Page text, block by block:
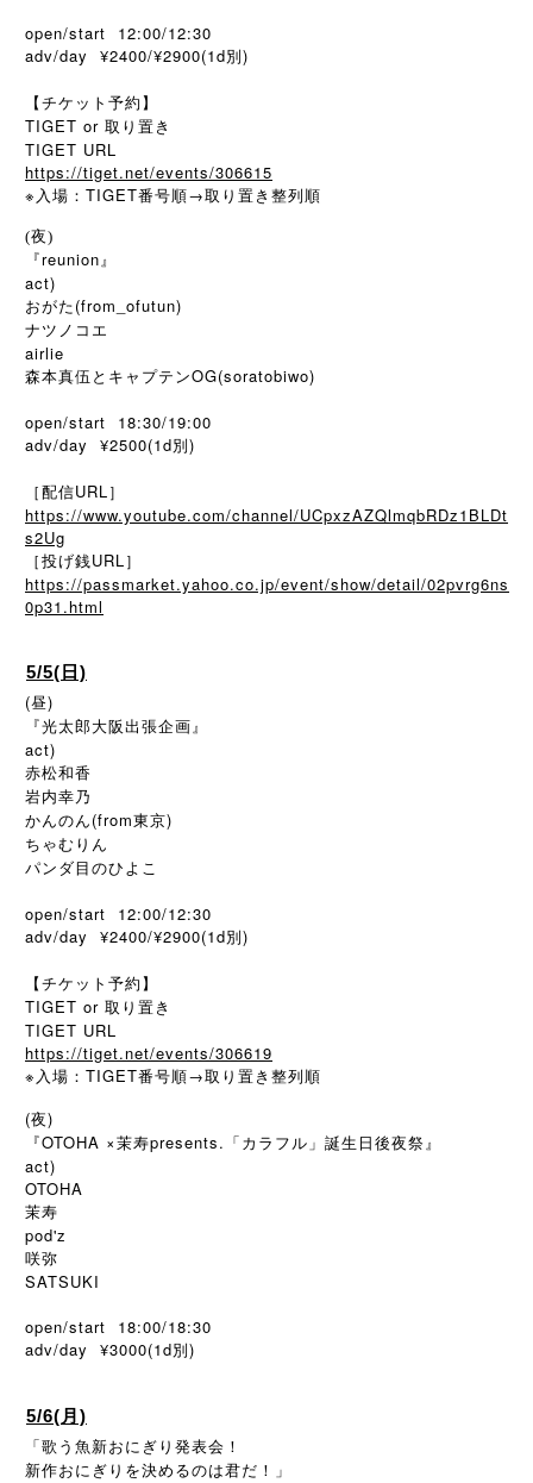
open/start 12:00/12:30
adv/day ¥2400/¥2900(1d別)
【チケット予約】
TIGET or 取り置き
TIGET URL
https://tiget.net/events/306615
※ 入場： TIGET番号順→取り置き整列順
(夜)
『reunion』
act)
おがた(from_ofutun)
ナツノコエ
airlie
森本真伍とキャプテンOG(soratobiwo)
open/start 18:30/19:00
adv/day ¥2500(1d別)
［配信URL］
https://www.youtube.com/channel/UCpxzAZQlmqbRDz1BLDt
s2Ug
［投げ銭URL］
https://passmarket.yahoo.co.jp/event/show/detail/02pvrg6ns
0p31.html
5/5(日)
(昼)
『光太郎大阪出張企画』
act)
赤松和香
岩内幸乃
かんのん(from東京)
ちゃむりん
パンダ目のひよこ
open/start 12:00/12:30
adv/day ¥2400/¥2900(1d別)
【チケット予約】
TIGET or 取り置き
TIGET URL
https://tiget.net/events/306619
※ 入場： TIGET番号順→取り置き整列順
(夜)
『OTOHA ×茉寿presents.「カラフル」誕生日後夜祭』
act)
OTOHA
茉寿
pod'z
咲弥
SATSUKI
open/start 18:00/18:30
adv/day ¥3000(1d別 )
5/6(月)
「歌う魚新おにぎり発表会！
新作おにぎりを決めるのは君だ！」